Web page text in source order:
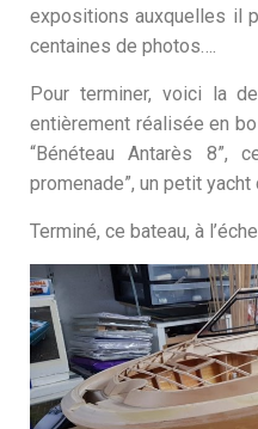
expositions auxquelles il
centaines de photos….
Pour terminer, voici la
entièrement réalisée en
“Bénéteau Antarès 8”,
promenade”, un petit yacht
Terminé, ce bateau, à